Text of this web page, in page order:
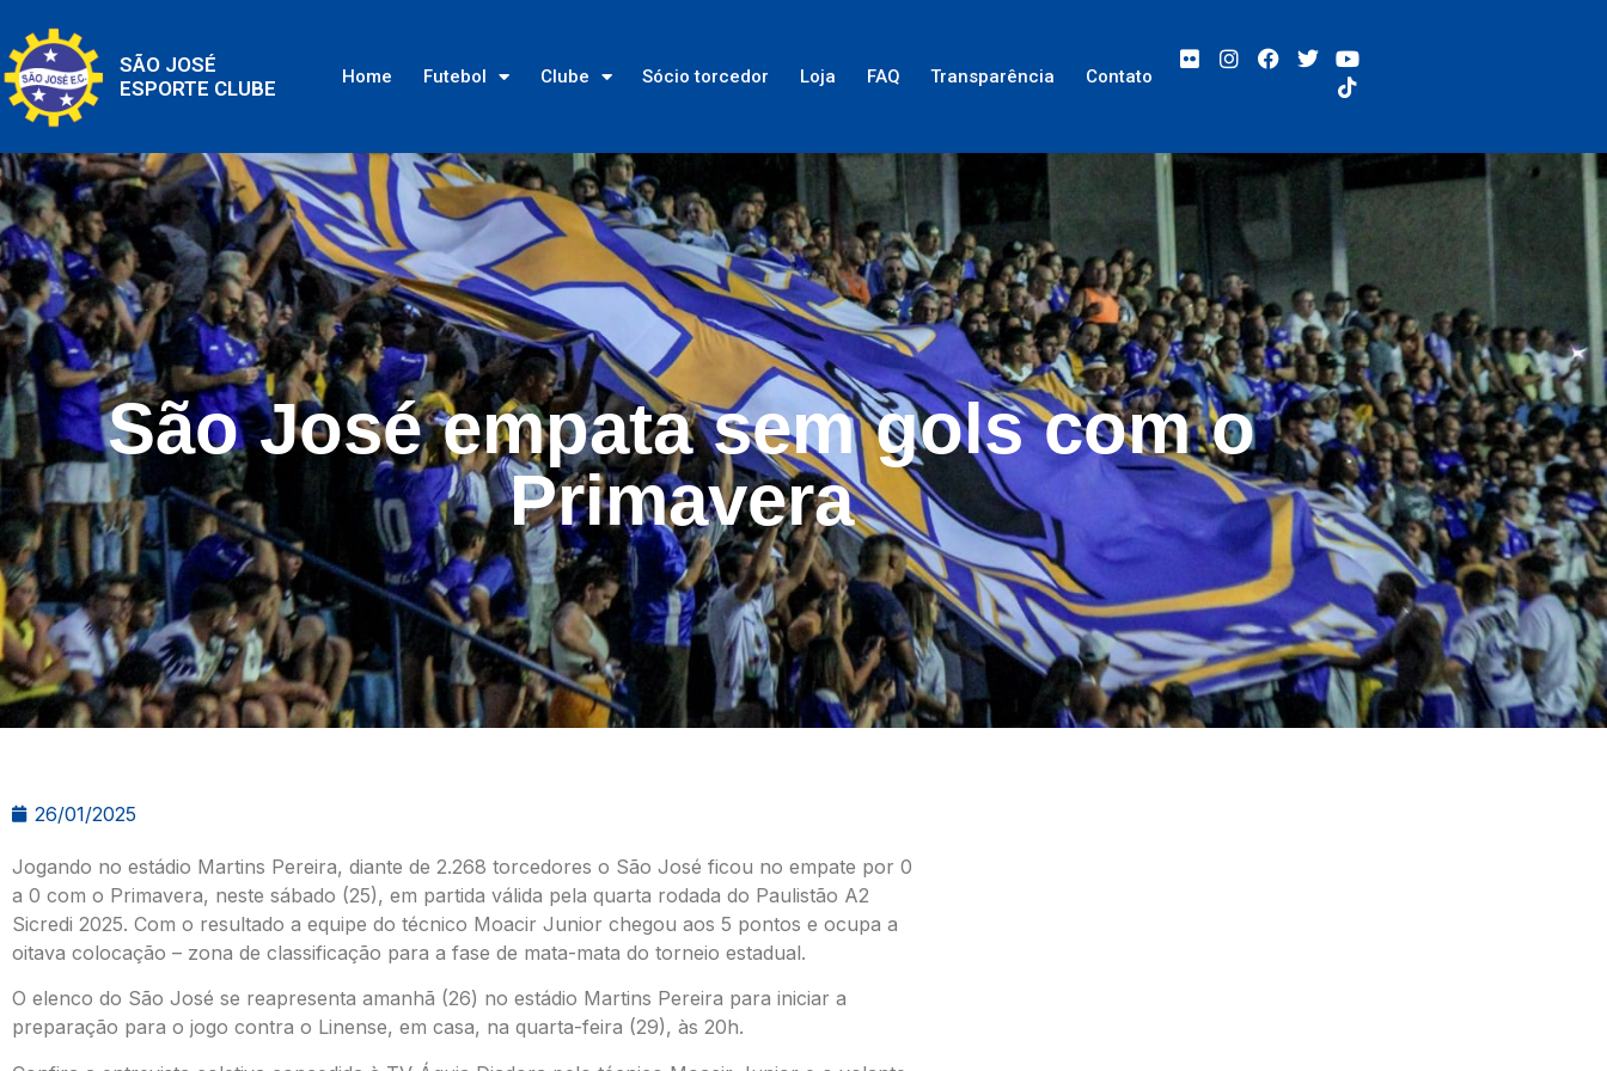
SÃO JOSÉ
ESPORTE CLUBE
Home Futebol Clube Sócio torcedor Loja FAQ Transparência Contato
São José empata sem gols com o
Primavera
26/01/2025
Jogando no estádio Martins Pereira, diante de 2.268 torcedores o São José ficou no empate por 0
a 0 com o Primavera, neste sábado (25), em partida válida pela quarta rodada do Paulistão A2
Sicredi 2025. Com o resultado a equipe do técnico Moacir Junior chegou aos 5 pontos e ocupa a
oitava colocação – zona de classificação para a fase de mata-mata do torneio estadual.
O elenco do São José se reapresenta amanhã (26) no estádio Martins Pereira para iniciar a
preparação para o jogo contra o Linense, em casa, na quarta-feira (29), às 20h.